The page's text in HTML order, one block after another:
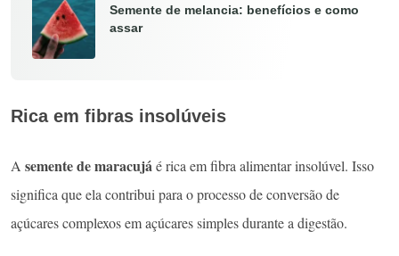
Semente de melancia: benefícios e como
assar
Rica em fibras insolúveis
A semente de maracujáé rica em fibra alimentar insolúvel. Isso
significa que ela contribui para o processo de conversão de
açúcares complexos em açúcares simples durante a digestão.